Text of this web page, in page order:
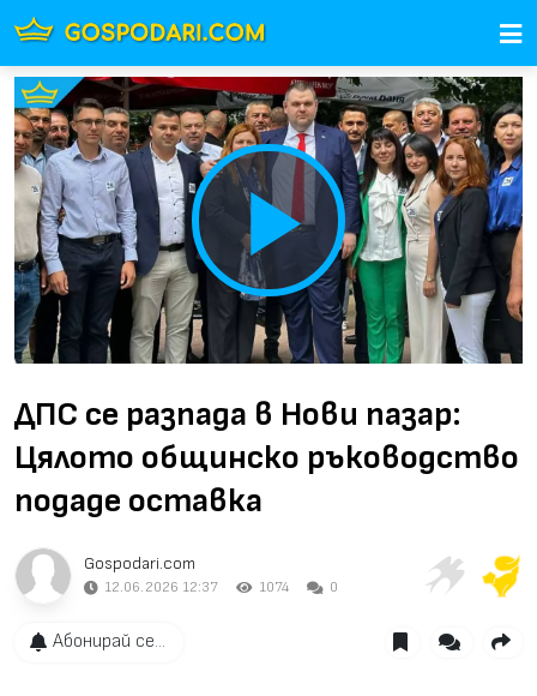
Play
Video
ДПС се разпада в Нови пазар:
Цялото общинско ръководство
подаде оставка
Gospodari.com
12.06.2026 12:37 1074 0
Абонирай се...